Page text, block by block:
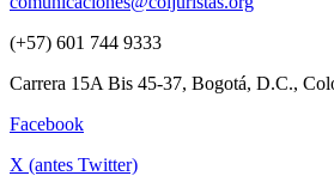
(+57) 601 744 9333
Carrera 15A Bis 45-37, Bogotá, D.C.,
Facebook
X (antes Twitter)